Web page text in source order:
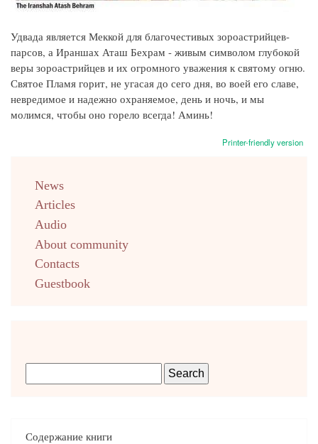
Удвада является Меккой для благочестивых зороастрийцев-
парсов, а Ираншах Аташ Бехрам - живым символом глубокой
веры зороастрийцев и их огромного уважения к святому огню.
Святое Пламя горит, не угасая до сего дня, во воей его славе,
невредимое и надежно охраняемое, день и ночь, и мы
молимся, чтобы оно горело всегда! Аминь!
Printer-friendly version
english
News
Articles
Audio
About community
Contacts
Guestbook
Содержание книги